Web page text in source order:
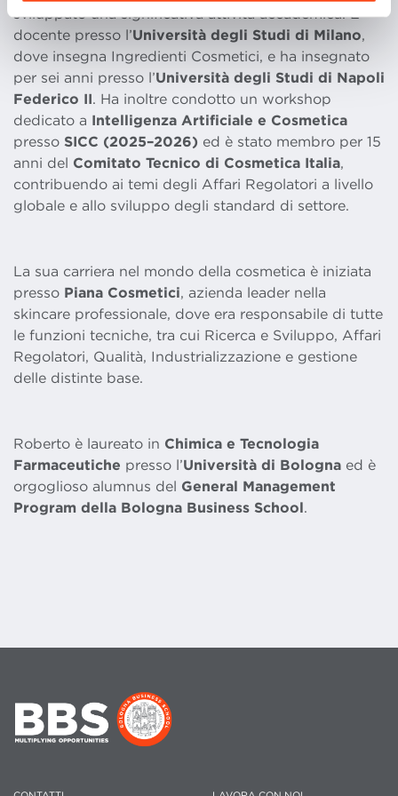
sviluppato una significativa attività accademica. È
docente presso l’Università degli Studi di Milano,
dove insegna Ingredienti Cosmetici, e ha insegnato
per sei anni presso l’Università degli Studi di Napoli
Federico II. Ha inoltre condotto un workshop
dedicato a Intelligenza Artificiale e Cosmetica
presso SICC (2025–2026) ed è stato membro per 15
anni del Comitato Tecnico di Cosmetica Italia,
contribuendo ai temi degli Affari Regolatori a livello
globale e allo sviluppo degli standard di settore.
La sua carriera nel mondo della cosmetica è iniziata
presso Piana Cosmetici, azienda leader nella
skincare professionale, dove era responsabile di tutte
le funzioni tecniche, tra cui Ricerca e Sviluppo, Affari
Regolatori, Qualità, Industrializzazione e gestione
delle distinte base.
Roberto è laureato in Chimica e Tecnologia
Farmaceutiche presso l’Università di Bologna ed è
orgoglioso alumnus del General Management
Program della Bologna Business School.